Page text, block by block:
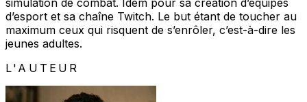
d’esport et sa chaîne Twitch. Le but étant de toucher au
maximum ceux qui risquent de s’enrôler, c’est-à-dire les
jeunes adultes.
L'AUTEUR